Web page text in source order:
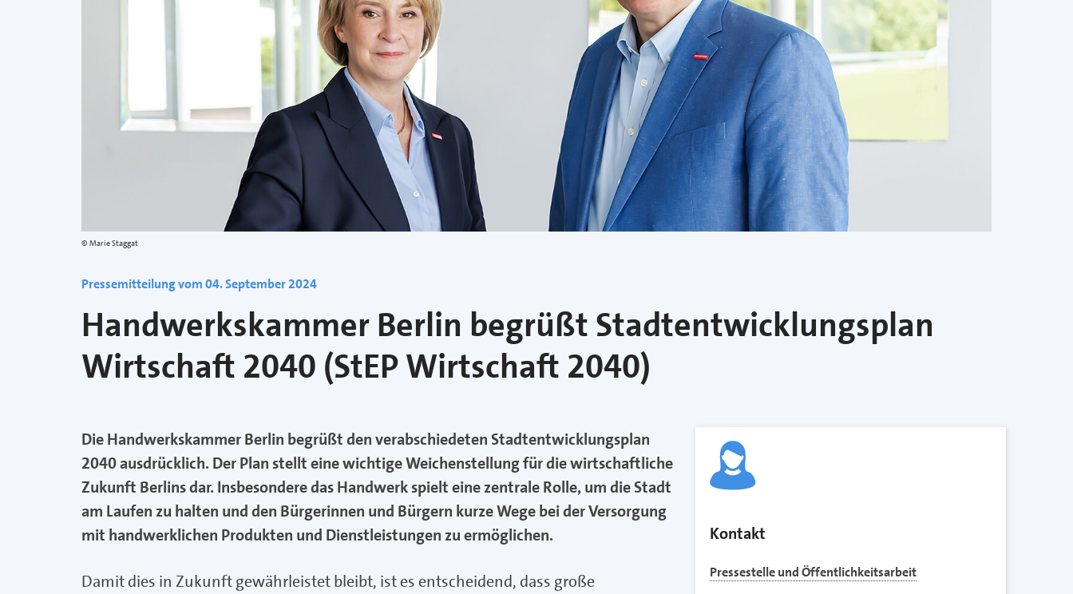
Marie Staggat
Pressemitteilung vom 04. September 2024
Handwerkskammer Berlin begrüßt Stadtentwicklungsplan
Wirtschaft 2040 (StEP Wirtschaft 2040)
Die Handwerkskammer Berlin begrüßt den verabschiedeten Stadtentwicklungsplan
2040 ausdrücklich. Der Plan stellt eine wichtige Weichenstellung für die wirtschaftliche
Zukunft Berlins dar. Insbesondere das Handwerk spielt eine zentrale Rolle, um die Stadt
am Laufen zu halten und den Bürgerinnen und Bürgern kurze Wege bei der Versorgung
mit handwerklichen Produkten und Dienstleistungen zu ermöglichen.
Damit dies in Zukunft gewährleistet bleibt, ist es entscheidend, dass große
Kontakt
Pressestelle und Öffentlichkeitsarbeit